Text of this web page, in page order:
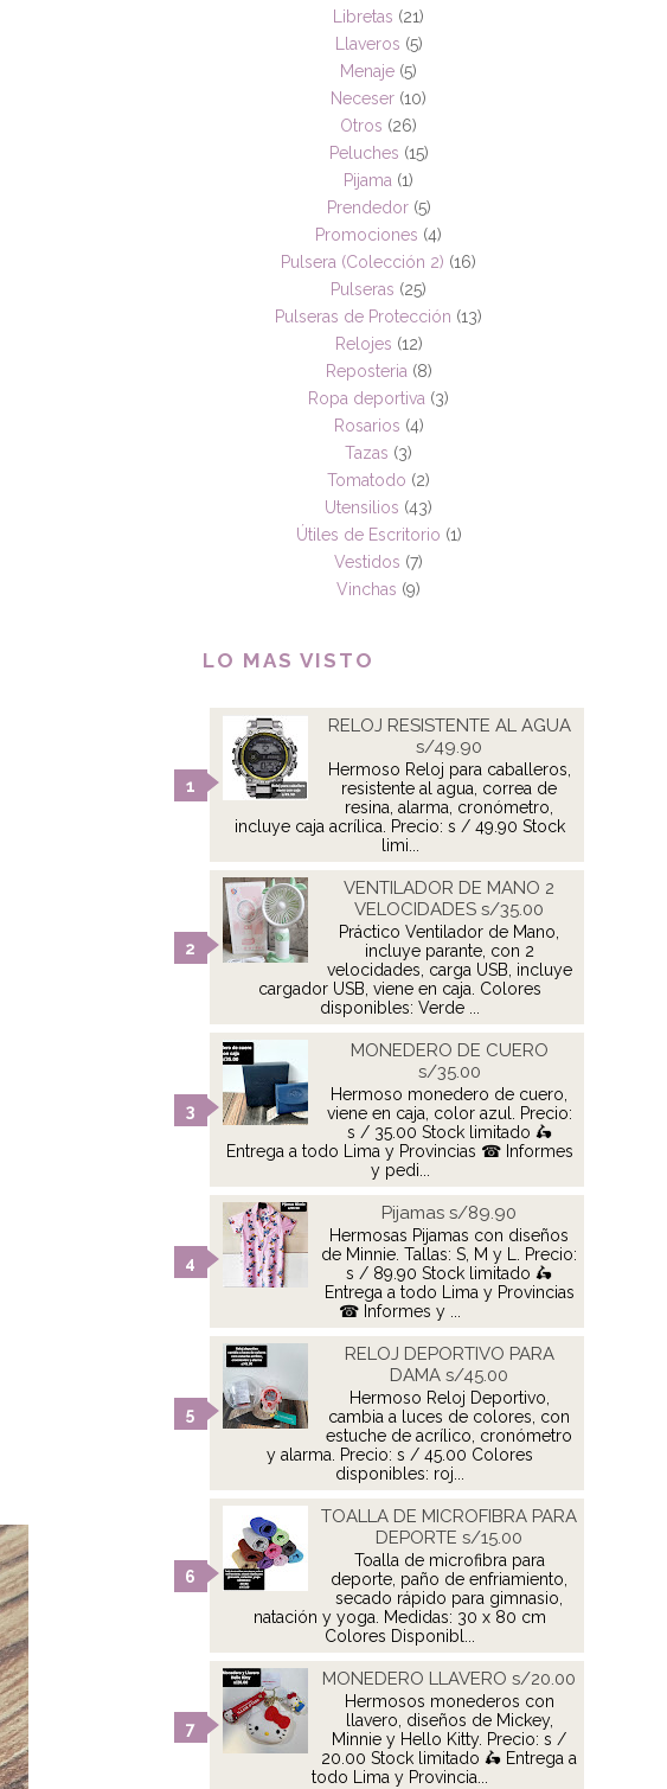
Libretas (21)
Llaveros (5)
Menaje (5)
Neceser (10)
Otros (26)
Peluches (15)
Pijama (1)
Prendedor (5)
Promociones (4)
Pulsera (Colección 2) (16)
Pulseras (25)
Pulseras de Protección (13)
Relojes (12)
Reposteria (8)
Ropa deportiva (3)
Rosarios (4)
Tazas (3)
Tomatodo (2)
Utensilios (43)
Útiles de Escritorio (1)
Vestidos (7)
Vinchas (9)
LO MAS VISTO
RELOJ RESISTENTE AL AGUA
s/49.90
Hermoso Reloj para caballeros,
resistente al agua, correa de
resina, alarma, cronómetro,
incluye caja acrílica. Precio: s / 49.90 Stock
limi...
VENTILADOR DE MANO 2
VELOCIDADES s/35.00
Práctico Ventilador de Mano,
incluye parante, con 2
velocidades, carga USB, incluye
cargador USB, viene en caja. Colores
disponibles: Verde ...
MONEDERO DE CUERO
s/35.00
Hermoso monedero de cuero,
viene en caja, color azul. Precio:
s / 35.00 Stock limitado 🛵
Entrega a todo Lima y Provincias ☎ Informes
y pedi...
Pijamas s/89.90
Hermosas Pijamas con diseños
de Minnie. Tallas: S, M y L. Precio:
s / 89.90 Stock limitado 🛵
Entrega a todo Lima y Provincias
☎ Informes y ...
RELOJ DEPORTIVO PARA
DAMA s/45.00
Hermoso Reloj Deportivo,
cambia a luces de colores, con
estuche de acrílico, cronómetro
y alarma. Precio: s / 45.00 Colores
disponibles: roj...
TOALLA DE MICROFIBRA PARA
DEPORTE s/15.00
Toalla de microfibra para
deporte, paño de enfriamiento,
secado rápido para gimnasio,
natación y yoga. Medidas: 30 x 80 cm
Colores Disponibl...
MONEDERO LLAVERO s/20.00
Hermosos monederos con
llavero, diseños de Mickey,
Minnie y Hello Kitty. Precio: s /
20.00 Stock limitado 🛵 Entrega a
todo Lima y Provincia...